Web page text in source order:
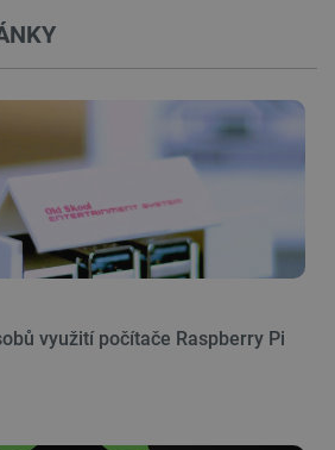
využití počítače Raspberry Pi